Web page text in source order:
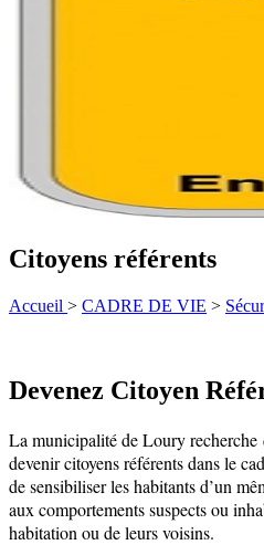
Citoyens référents
Accueil > CADRE DE VIE >
Devenez Citoyen
La municipalité de Loury recherche
devenir citoyens référents dans le
de sensibiliser les habitants d’un
aux comportements suspects ou
habitation ou de leurs voisins.